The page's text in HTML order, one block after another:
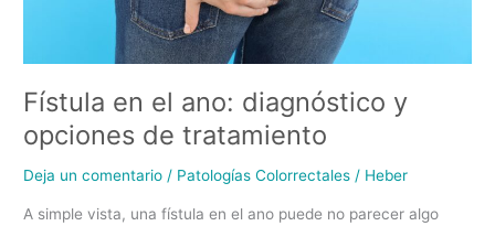
Fístula en el ano: diagnóstico y
opciones de tratamiento
Deja un comentario / Patologías Colorrectales / Heber
A simple vista, una fístula en el ano puede no parecer algo